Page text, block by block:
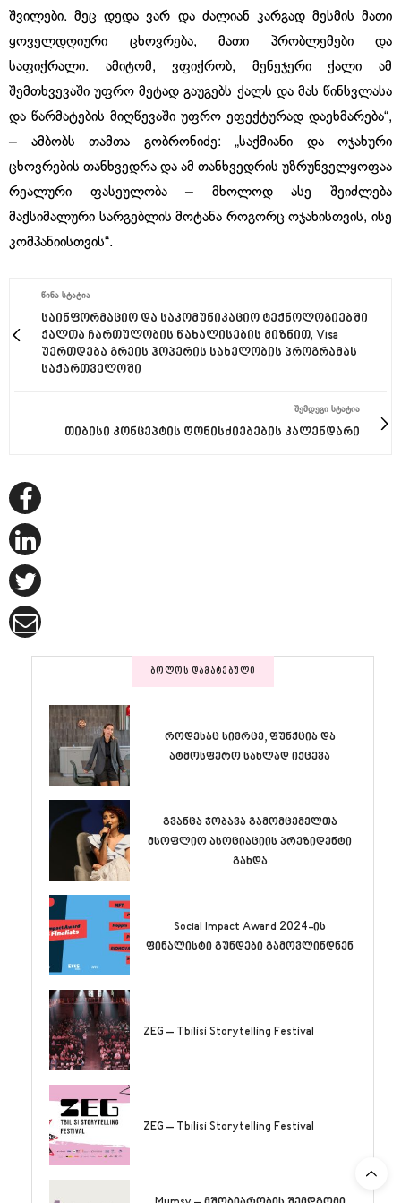
შვილები. მეც დედა ვარ და ძალიან კარგად მესმის მათი
ყოველდღიური ცხოვრება, მათი პრობლემები და
საფიქრალი. ამიტომ, ვფიქრობ, მენეჯერი ქალი ამ
შემთხვევაში უფრო მეტად გაუგებს ქალს და მას წინსვლასა
და წარმატების მიღწევაში უფრო ეფექტურად დაეხმარება“,
– ამბობს თამთა გობრონიძე: „საქმიანი და ოჯახური
ცხოვრების თანხვედრა და ამ თანხვედრის უზრუნველყოფაა
რეალური ფასეულობა – მხოლოდ ასე შეიძლება
მაქსიმალური სარგებლის მოტანა როგორც ოჯახისთვის, ისე
კომპანიისთვის“.
ᲬᲘᲜᲐ ᲡᲢᲐᲢᲘᲐ
საინფორმაციო და საკომუნიკაციო ტექნოლოგიებში
ქალთა ჩართულობის წახალისების მიზნით, Visa
უერთდება გრეის ჰოპერის სახელობის პროგრამას
საქართველოში
ᲨᲔᲛᲓᲔᲒᲘ ᲡᲢᲐᲢᲘᲐ
თიბისი კონცეპტის ღონისძიებების კალენდარი
ᲑᲝᲚᲝᲡ ᲓᲐᲛᲐᲢᲔᲑᲣᲚᲘ
როდესაც სივრცე, ფუნქცია და
ატმოსფერო სახლად იქცევა
გვანცა ჯობავა გამომცემელთა
მსოფლიო ასოციაციის პრეზიდენტი
გახდა
Social Impact Award 2024-ის
ფინალისტი გუნდები გამოვლინდნენ
ZEG – Tbilisi Storytelling Festival
ZEG – Tbilisi Storytelling Festival